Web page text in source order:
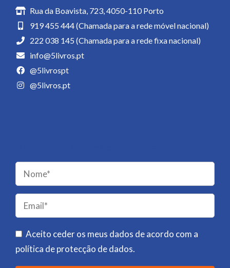
Rua da Boavista, 723, 4050-110 Porto
919 455 444 (Chamada para a rede móvel nacional)
222 038 145 (Chamada para a rede fixa nacional)
info@5livros.pt
@5livrospt
@5livros.pt
Please
leave
this
field
empty.
Aceito ceder os meus dados de acordo com a
política de protecção de dados.